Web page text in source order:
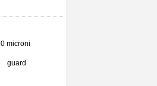
microni
guard